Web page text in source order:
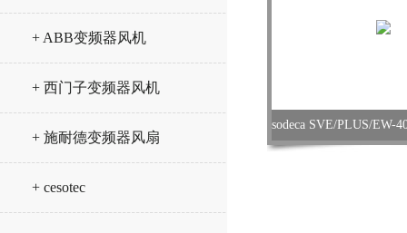
+ ABB变频器风机
+ 西门子变频器风机
+ 施耐德变频器风扇
+ cesotec